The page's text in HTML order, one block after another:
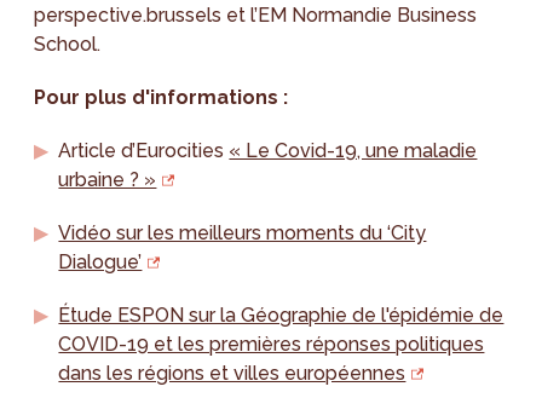
perspective.brussels et l’EM Normandie Business
School.
Pour plus d'informations :
Article d’Eurocities « Le Covid-19, une maladie
urbaine ? »
Vidéo sur les meilleurs moments du ‘City
Dialogue’
Étude ESPON sur la Géographie de l'épidémie de
COVID-19 et les premières réponses politiques
dans les régions et villes européennes